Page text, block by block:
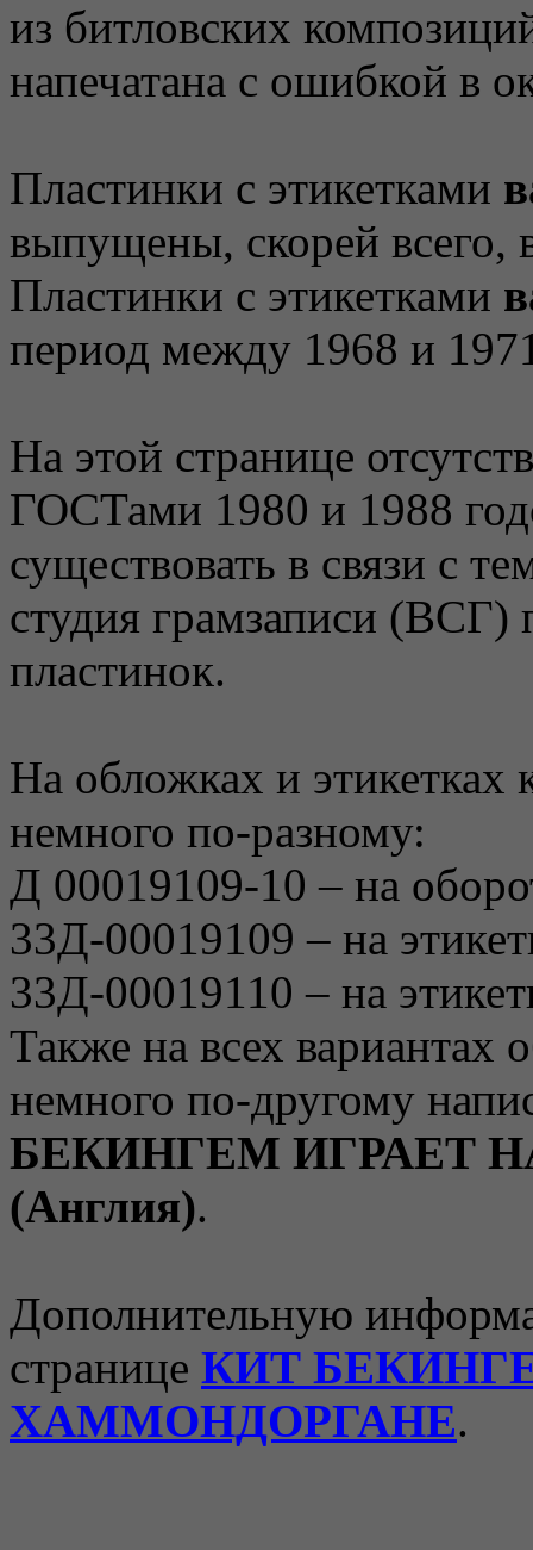
из битловских
напечатана с ошибкой в
Пластинки с этикетками
выпущены, скорей всего,
Пластинки с этикетками
период между 1968 и
На этой странице
ГОСТами 1980 и 1988
существовать в связи с
студия грамзаписи (ВСГ)
пластинок.
На обложках и этикетках
немного по-разному:
Д 00019109-10 – на
33Д-00019109 – на
33Д-00019110 – на
Также на всех вариантах
немного по-другому
БЕКИНГЕМ ИГРАЕТ
(Англия).
Дополнительную
странице КИТ
ХАММОНДОРГАНЕ.